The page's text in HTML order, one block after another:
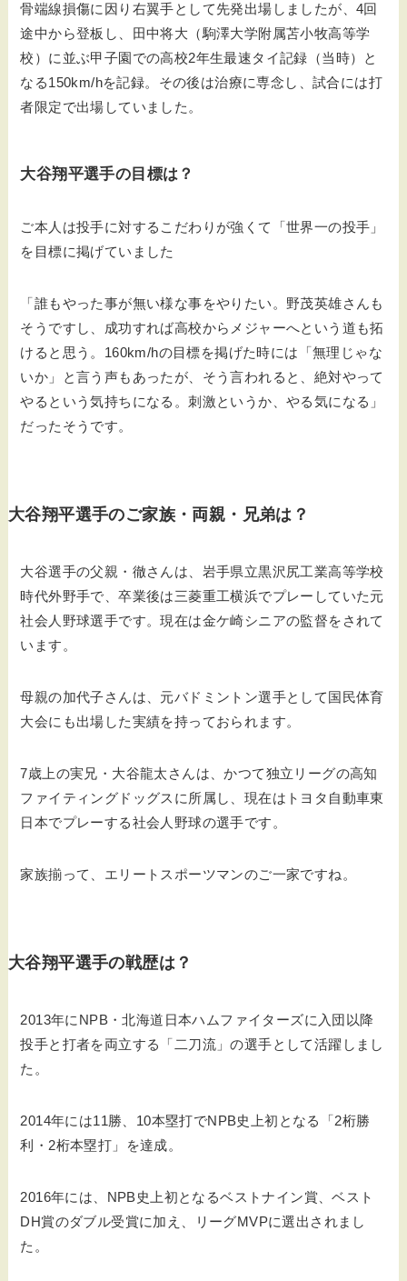
骨端線損傷に因り右翼手として先発出場しましたが、4回
途中から登板し、田中将大（駒澤大学附属苫小牧高等学
校）に並ぶ甲子園での高校2年生最速タイ記録（当時）と
なる150km/hを記録。その後は治療に専念し、試合には打
者限定で出場していました。
大谷翔平選手の目標は？
ご本人は投手に対するこだわりが強くて「世界一の投手」
を目標に掲げていました
「誰もやった事が無い様な事をやりたい。野茂英雄さんも
そうですし、成功すれば高校からメジャーへという道も拓
けると思う。160km/hの目標を掲げた時には「無理じゃな
いか」と言う声もあったが、そう言われると、絶対やって
やるという気持ちになる。刺激というか、やる気になる」
だったそうです。
大谷翔平選手のご家族・両親・兄弟は？
大谷選手の父親・徹さんは、岩手県立黒沢尻工業高等学校
時代外野手で、卒業後は三菱重工横浜でプレーしていた元
社会人野球選手です。現在は金ケ崎シニアの監督をされて
います。
母親の加代子さんは、元バドミントン選手として国民体育
大会にも出場した実績を持っておられます。
7歳上の実兄・大谷龍太さんは、かつて独立リーグの高知
ファイティングドッグスに所属し、現在はトヨタ自動車東
日本でプレーする社会人野球の選手です。
家族揃って、エリートスポーツマンのご一家ですね。
大谷翔平選手の戦歴は？
2013年にNPB・北海道日本ハムファイターズに入団以降
投手と打者を両立する「二刀流」の選手として活躍しまし
た。
2014年には11勝、10本塁打でNPB史上初となる「2桁勝
利・2桁本塁打」を達成。
2016年には、NPB史上初となるベストナイン賞、ベスト
DH賞のダブル受賞に加え、リーグMVPに選出されまし
た。